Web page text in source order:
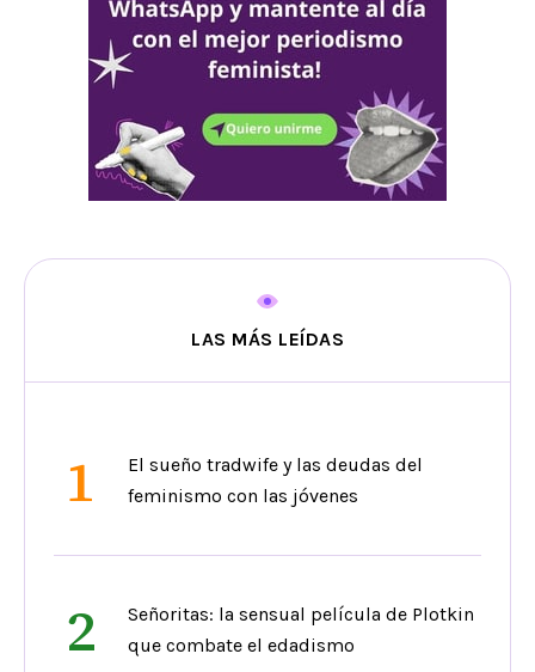
LAS MÁS LEÍDAS
1
El sueño tradwife y las deudas del
feminismo con las jóvenes
2
Señoritas: la sensual película de Plotkin
que combate el edadismo